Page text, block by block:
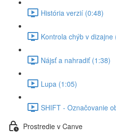
História verzií (0:48)
Kontrola chýb v dizajne
Nájsť a nahradiť (1:38)
Lupa (1:05)
SHIFT - Označovanie
Prostredie v Canve